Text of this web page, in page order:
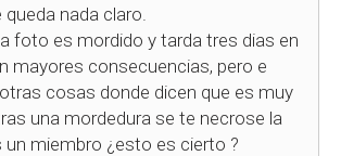
nada claro.
foto es mordido y tarda tres dias en
mayores consecuencias, pero e
cosas donde dicen que es muy
una mordedura se te necrose la
un miembro ¿esto es cierto ?